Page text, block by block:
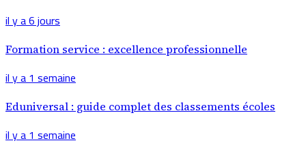
il y a 6 jours
Formation service : excellence professionnelle
il y a 1 semaine
Eduniversal : guide complet des classements écoles
il y a 1 semaine